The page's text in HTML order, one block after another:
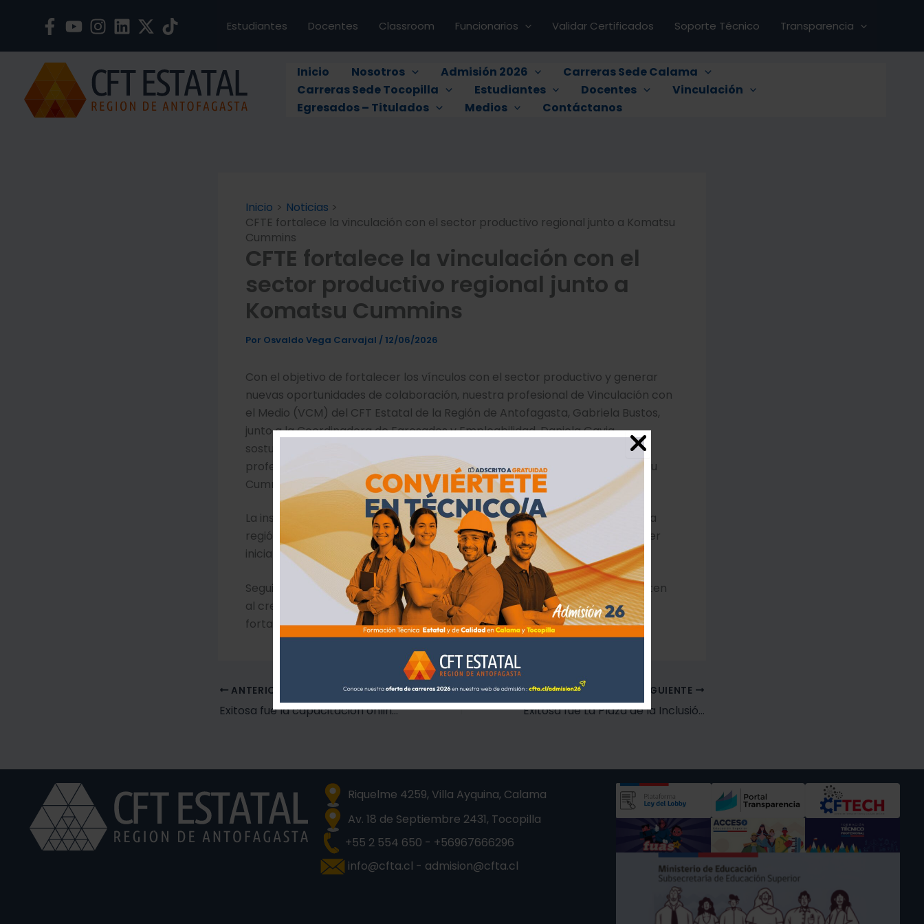
Estudiantes Docentes Classroom Funcionarios Validar Certificados Soporte Técnico Transparencia
Inicio Nosotros Admisión 2026
Carreras Sede Calama
Carreras Sede Tocopilla
Estudiantes Docentes
Vinculación
Egresados – Titulados
Medios Contáctanos
Inicio
Noticias
CFTE fortalece la vinculación con el sector productivo regional junto a Komatsu
Cummins
CFTE fortalece la vinculación con el
sector productivo regional junto a
Komatsu Cummins
Por Osvaldo Vega Carvajal /12/06/2026
Con el objetivo de fortalecer los vínculos con el sector productivo y generar
nuevas oportunidades de colaboración, nuestra profesional de Vinculación con
el Medio (VCM) del CFT Estatal de la Región de Antofagasta, Gabriela Bustos,
junto a la Coordinadora de Egresados y Empleabilidad, Daniela Gavia,
sostuvieron una reunión online con Priscilla Meza y Sebastián Montenegro,
profesionales del área de Desarrollo Social y Vinculación del Grupo Komatsu
Cummins.
La instancia permitió identificar oportunidades de trabajo colaborativo en la
región, orientadas a fortalecer la formación técnico-profesional y promover
iniciativas que contribuyan al desarrollo de la empleabilidad local.
Seguimos avanzando en la construcción de alianzas estratégicas que aporten
al crecimiento de nuestros estudiantes, titulados(as) y comunidades,
fortaleciendo el vínculo entre la educación y el mundo productivo.
ANTERIOR
Exitosa fue la capacitación online en alianza entre el CFTE, Municipalidad y Corporación del Deporte de Calama
SIGUIENTE
Exitosa fue La Plaza de la Inclusión: «Todas las Familias Cuentan» y que reunió a la comunidad de Tocopilla
Riquelme 4259, Villa Ayquina, Calama
Av. 18 de Septiembre 2431, Tocopilla
+55 2 554 650 - +56967666296
info@cfta.cl - admision@cfta.cl